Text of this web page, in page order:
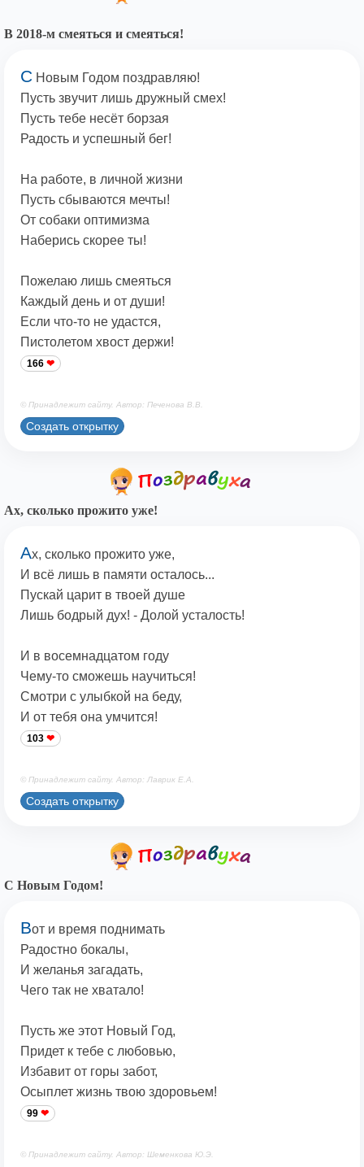
В 2018-м смеяться и смеяться!
С Новым Годом поздравляю!
Пусть звучит лишь дружный смех!
Пусть тебе несёт борзая
Радость и успешный бег!
На работе, в личной жизни
Пусть сбываются мечты!
От собаки оптимизма
Наберись скорее ты!
Пожелаю лишь смеяться
Каждый день и от души!
Если что-то не удастся,
Пистолетом хвост держи!
166
© Принадлежит сайту. Автор: Печенова В.В.
Создать открытку
Ах, сколько прожито уже!
Ах, сколько прожито уже,
И всё лишь в памяти осталось...
Пускай царит в твоей душе
Лишь бодрый дух! - Долой усталость!
И в восемнадцатом году
Чему-то сможешь научиться!
Смотри с улыбкой на беду,
И от тебя она умчится!
103
© Принадлежит сайту. Автор: Лаврик Е.А.
Создать открытку
С Новым Годом!
Вот и время поднимать
Радостно бокалы,
И желанья загадать,
Чего так не хватало!
Пусть же этот Новый Год,
Придет к тебе с любовью,
Избавит от горы забот,
Осыплет жизнь твою здоровьем!
99
© Принадлежит сайту. Автор: Шеменкова Ю.Э.